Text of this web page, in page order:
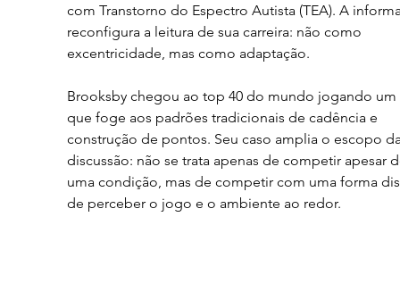
com Transtorno do Espectro Autista (TEA). A
reconfigura a leitura de sua carreira: não como
excentricidade, mas como adaptação.
Brooksby chegou ao top 40 do mundo jogando
que foge aos padrões tradicionais de cadência e
construção de pontos. Seu caso amplia o escopo
discussão: não se trata apenas de competir apesar
uma condição, mas de competir com uma forma
de perceber o jogo e o ambiente ao redor.